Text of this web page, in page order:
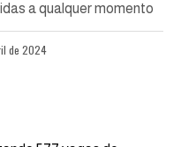
a qualquer momento
de 2024